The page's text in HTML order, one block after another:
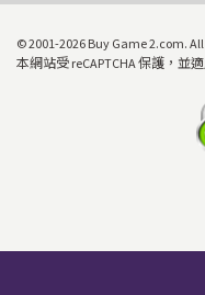
© 2001-2026 Buy Game 2.com.
本網站受 reCAPTCHA 保護，並